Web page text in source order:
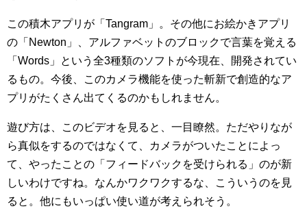
この積木アプリが「Tangram」。その他にお絵かきアプリ
の「Newton」、アルファベットのブロックで言葉を覚える
「Words」という全3種類のソフトが今現在、開発されてい
るもの。今後、このカメラ機能を使った斬新で創造的なア
プリがたくさん出てくるのかもしれません。
遊び方は、このビデオを見ると、一目瞭然。ただやりなが
ら真似をするのではなくて、カメラがついたことによっ
て、やったことの「フィードバックを受けられる」のが新
しいわけですね。なんかワクワクするな、こういうのを見
ると。他にもいっぱい使い道が考えられそう。